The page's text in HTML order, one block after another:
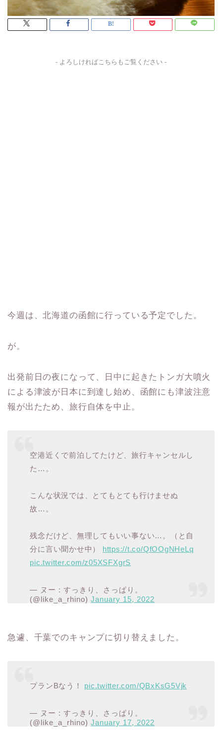
- よろしければこちらもご覧ください -
今週は、北海道の函館に行っている予定でした。
が。
出発前日の夜になって、日中に起きたトンガ大噴火
による津波が日本に到達し始め、函館にも津波注意
報が出たため、旅行自体を中止。
空港近くで前泊してたけど、旅行キャンセルし
た…。
こんな状況では、とてもとても行けませぬ
故…。
残念だけど、無理してもいい事ない…。（と自
分に言い聞かせ中） https://t.co/QfOOgNHeLq
pic.twitter.com/z05XSFXgrS
— ヌー : すっきり、さっぱり。
(@like_a_rhino)January 15, 2022
急遽、千葉でのキャンプに切り替えました。
プランBなう！ pic.twitter.com/QBxKsG5Vjk
— ヌー : すっきり、さっぱり。
(@like_a_rhino)January 17, 2022